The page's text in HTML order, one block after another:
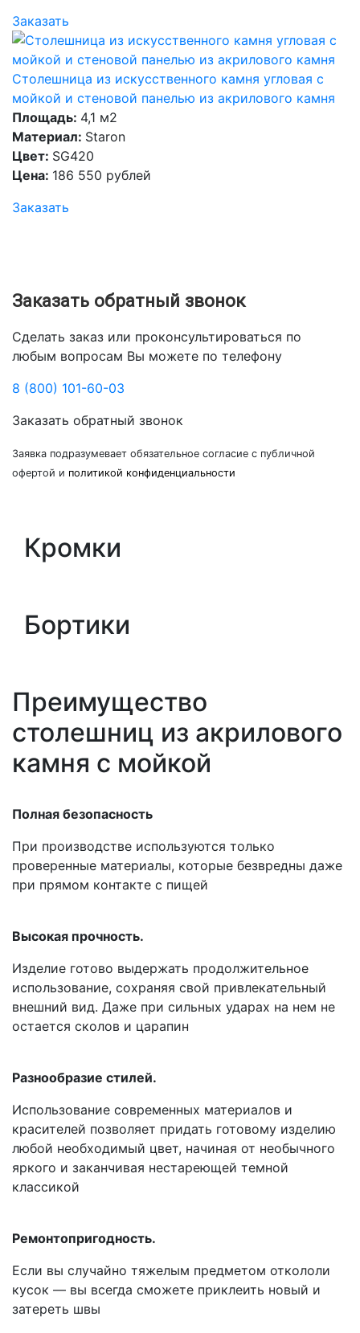
Заказать
Столешница из искусственного камня угловая с
мойкой и стеновой панелью из акрилового камня
Площадь: 4,1 м2
Материал: Staron
Цвет: SG420
Цена: 186 550 рублей
Заказать
Заказать обратный звонок
Сделать заказ или проконсультироваться по
любым вопросам Вы можете по телефону
8 (800) 101-60-03
Заказать обратный звонок
Заявка подразумевает обязательное согласие с публичной
офертой и политикой конфиденциальности
Кромки
Бортики
Преимущество
столешниц из акрилового
камня с мойкой
Полная безопасность
При производстве используются только
проверенные материалы, которые безвредны даже
при прямом контакте с пищей
Высокая прочность.
Изделие готово выдержать продолжительное
использование, сохраняя свой привлекательный
внешний вид. Даже при сильных ударах на нем не
остается сколов и царапин
Разнообразие стилей.
Использование современных материалов и
красителей позволяет придать готовому изделию
любой необходимый цвет, начиная от необычного
яркого и заканчивая нестареющей темной
классикой
Ремонтопригодность.
Если вы случайно тяжелым предметом откололи
кусок — вы всегда сможете приклеить новый и
затереть швы